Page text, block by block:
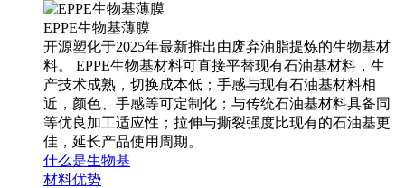
EPPE生物基薄膜
开源塑化于2025年最新推出由废弃油脂提炼的生物基材
料。 EPPE生物基材料可直接平替现有石油基材料，生
产技术成熟，切换成本低；手感与现有石油基材料相
近，颜色、手感等可定制化；与传统石油基材料具备同
等优良加工适应性；拉伸与撕裂强度比现有的石油基更
佳，延长产品使用周期。
什么是生物基
材料优势